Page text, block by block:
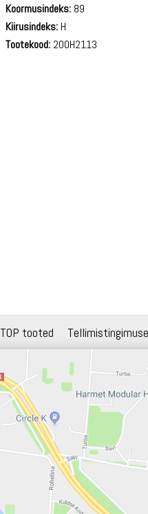
Koormusindeks: 89
Kiirusindeks: H
Tootekood: 200H2113
TOP tooted